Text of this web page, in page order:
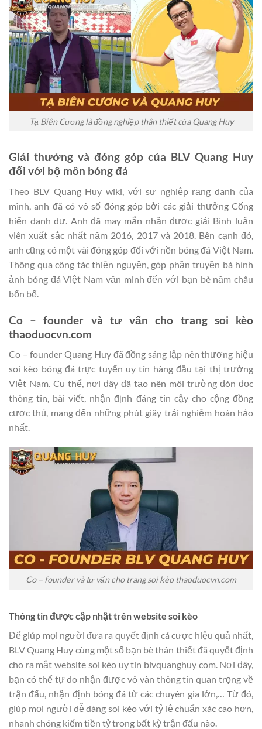
Tạ Biên Cương là đồng nghiệp thân thiết của Quang Huy
Giải thưởng và đóng góp của BLV Quang Huy
đối với bộ môn bóng đá
Theo BLV Quang Huy wiki, với sự nghiệp rạng danh của
mình, anh đã có vô số đóng góp bởi các giải thưởng Cống
hiến danh dự. Anh đã may mắn nhận được giải Bình luận
viên xuất sắc nhất năm 2016, 2017 và 2018. Bên cạnh đó,
anh cũng có một vài đóng góp đối với nền bóng đá Việt Nam.
Thông qua công tác thiện nguyện, góp phần truyền bá hình
ảnh bóng đá Việt Nam văn minh đến với bạn bè năm châu
bốn bể.
Co – founder và tư vấn cho trang soi kèo
thaoduocvn.com
Co – founder Quang Huy đã đồng sáng lập nên thương hiệu
soi kèo bóng đá trực tuyến uy tín hàng đầu tại thị trường
Việt Nam. Cụ thể, nơi đây đã tạo nên môi trường đón đọc
thông tin, bài viết, nhận định đáng tin cậy cho cộng đồng
cược thủ, mang đến những phút giây trải nghiệm hoàn hảo
nhất.
Co – founder và tư vấn cho trang soi kèo thaoduocvn.com
Thông tin được cập nhật trên website soi kèo
Để giúp mọi người đưa ra quyết định cá cược hiệu quả nhất,
BLV Quang Huy cùng một số bạn bè thân thiết đã quyết định
cho ra mắt website soi kèo uy tín blvquanghuy com. Nơi đây,
bạn có thể tự do nhận được vô vàn thông tin quan trọng về
trận đấu, nhận định bóng đá từ các chuyên gia lớn,… Từ đó,
giúp mọi người dễ dàng soi kèo với tỷ lệ chuẩn xác cao hơn,
nhanh chóng kiếm tiền tỷ trong bất kỳ trận đấu nào.